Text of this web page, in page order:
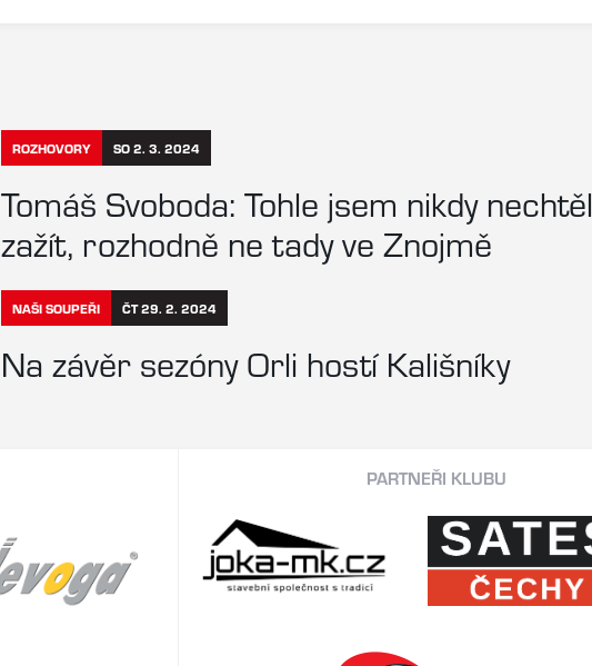
ROZHOVORY SO 2. 3. 2024
Tomáš Svoboda: Tohle jsem nikdy nechtěl
zažít, rozhodně ne tady ve Znojmě
NAŠI SOUPEŘI ČT 29. 2. 2024
Na závěr sezóny Orli hostí Kališníky
PARTNEŘI KLUBU